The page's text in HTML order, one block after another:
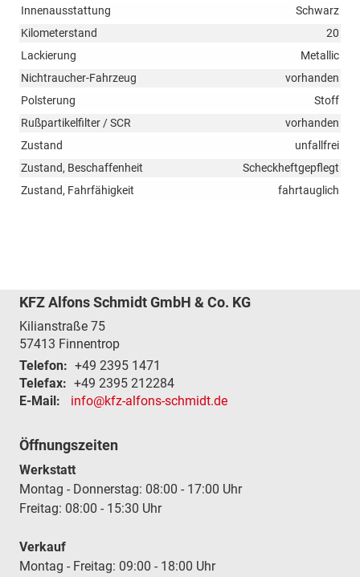
Innenausstattung
Schwarz
Kilometerstand
20
Lackierung
Metallic
Nichtraucher-Fahrzeug
vorhanden
Polsterung
Stoff
Rußpartikelfilter / SCR
vorhanden
Zustand
unfallfrei
Zustand, Beschaffenheit
Scheckheftgepflegt
Zustand, Fahrfähigkeit
fahrtauglich
KFZ Alfons Schmidt GmbH & Co. KG
Kilianstraße 75
57413 Finnentrop
Telefon: +49 2395 1471
Telefax: +49 2395 212284
E-Mail:
info@kfz-alfons-schmidt.de
Öffnungszeiten
Werkstatt
Montag - Donnerstag: 08:00 - 17:00 Uhr
Freitag: 08:00 - 15:30 Uhr
Verkauf
Montag - Freitag: 09:00 - 18:00 Uhr